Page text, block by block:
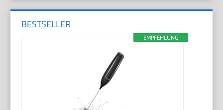
BESTSELLER
EMPFEHLUNG